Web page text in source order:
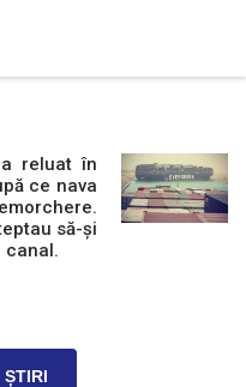
a reluat în
ce nava
să-și
canal.
ȘTIRI